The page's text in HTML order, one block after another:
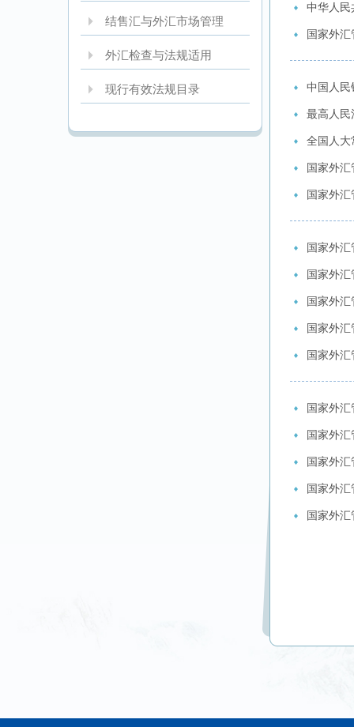
结售汇与外汇市场管理
外汇检查与法规适用
现行有效法规目录
中华人民
国家外
中国人
最高人民
全国人大
国家外
国家外
国家外
国家外
国家外
国家外
国家外
国家外
国家外
国家外
国家外
国家外